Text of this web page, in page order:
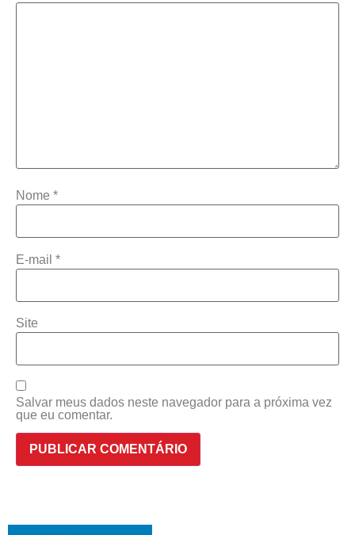
Nome *
E-mail *
Site
Salvar meus dados neste navegador para a próxima vez
que eu comentar.